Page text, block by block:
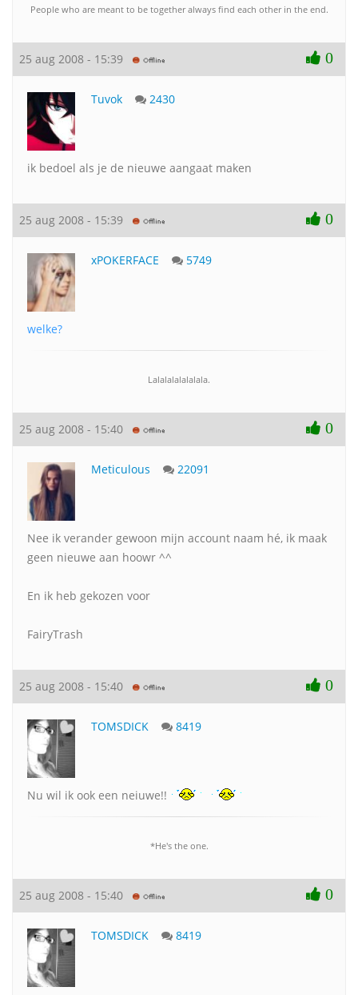
People who are meant to be together always find each other in the end.
25 aug 2008 - 15:39 0
Tuvok 2430
ik bedoel als je de nieuwe aangaat maken
25 aug 2008 - 15:39 0
xPOKERFACE 5749
welke?
Lalalalalalalala.
25 aug 2008 - 15:40 0
Meticulous 22091
Nee ik verander gewoon mijn account naam hé, ik maak
geen nieuwe aan hoowr ^^
En ik heb gekozen voor
FairyTrash
25 aug 2008 - 15:40 0
TOMSDICK 8419
Nu wil ik ook een neiuwe!!
*He's the one.
25 aug 2008 - 15:40 0
TOMSDICK 8419